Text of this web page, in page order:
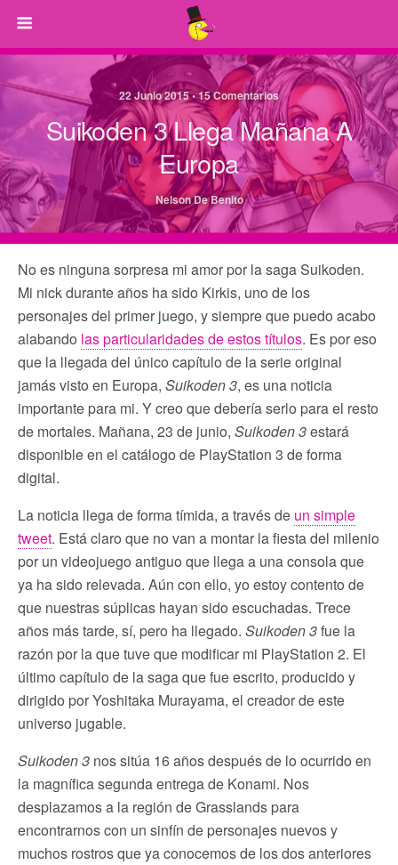
22 Junio 2015 • 15 Comentarios
Suikoden 3 Llega Mañana A
Europa
Nelson De Benito
No es ninguna sorpresa mi amor por la saga Suikoden.
Mi nick durante años ha sido Kirkis, uno de los
personajes del primer juego, y siempre que puedo acabo
alabando las particularidades de estos títulos. Es por eso
que la llegada del único capítulo de la serie original
jamás visto en Europa, Suikoden 3, es una noticia
importante para mi. Y creo que debería serlo para el resto
de mortales. Mañana, 23 de junio, Suikoden 3estará
disponible en el catálogo de PlayStation 3 de forma
digital.
La noticia llega de forma tímida, a través de un simple
tweet. Está claro que no van a montar la fiesta del milenio
por un videojuego antiguo que llega a una consola que
ya ha sido relevada. Aún con ello, yo estoy contento de
que nuestras súplicas hayan sido escuchadas. Trece
años más tarde, sí, pero ha llegado. Suikoden 3fue la
razón por la que tuve que modificar mi PlayStation 2. El
último capítulo de la saga que fue escrito, producido y
dirigido por Yoshitaka Murayama, el creador de este
universo jugable.
Suikoden 3 nos sitúa 16 años después de lo ocurrido en
la magnífica segunda entrega de Konami. Nos
desplazamos a la región de Grasslands para
encontrarnos con un sinfín de personajes nuevos y
muchos rostros que ya conocemos de los dos anteriores